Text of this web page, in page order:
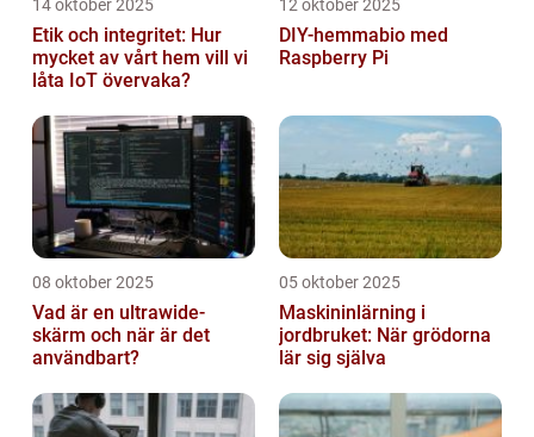
14 oktober 2025
Etik och integritet: Hur
mycket av vårt hem vill vi
låta IoT övervaka?
12 oktober 2025
DIY-hemmabio med
Raspberry Pi
08 oktober 2025
Vad är en ultrawide-
skärm och när är det
användbart?
05 oktober 2025
Maskininlärning i
jordbruket: När grödorna
lär sig själva